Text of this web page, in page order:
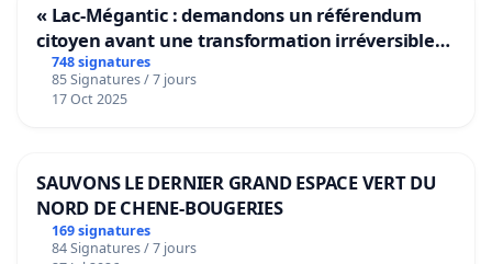
« Lac-Mégantic : demandons un référendum
citoyen avant une transformation irréversible
de notre territoire »
748 signatures
85 Signatures / 7 jours
17 Oct 2025
SAUVONS LE DERNIER GRAND ESPACE VERT DU
NORD DE CHENE-BOUGERIES
169 signatures
84 Signatures / 7 jours